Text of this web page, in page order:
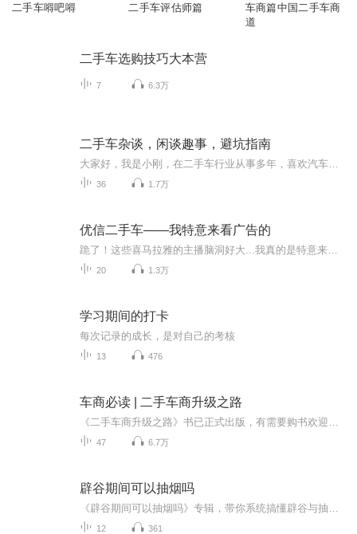
二手车嘚吧嘚 二手车评估师篇
车商篇中国二手车商
道
二手车选购技巧大本营
7 6.3万
二手车杂谈，闲谈趣事，避坑指南
36 1.7万
优信二手车——我特意来看广告的
20 1.3万
学习期间的打卡
每次记录的成长，是对自己的考核
13 476
车商必读 | 二手车商升级之路
47 6.7万
辟谷期间可以抽烟吗
12 361